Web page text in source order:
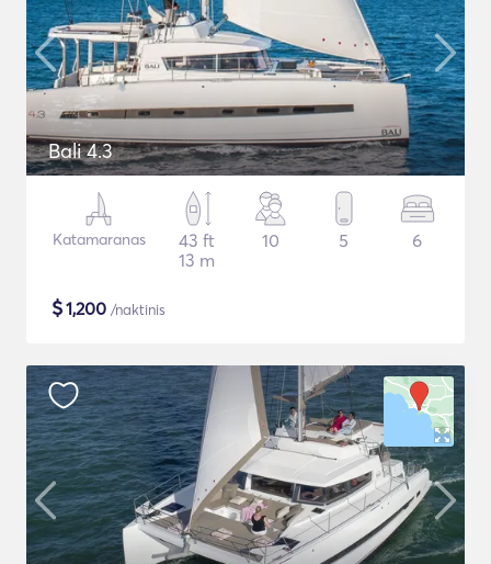
Bali 4.3
Katamaranas
43 ft
13 m
10 5 6
$1,200 /naktinis